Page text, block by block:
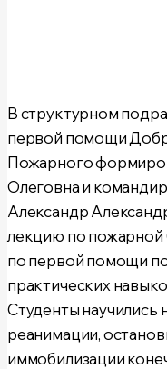
Вструктурном
первой помощи
Пожарного
Олеговнаи
Александр
лекцию по пожарной
по первой помощи
практических
Студенты научились
реанимации,
иммобилизации